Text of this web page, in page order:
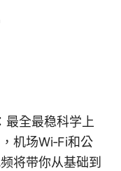
最全最稳科学上
机场Wi‑Fi和公
将带你从基础到